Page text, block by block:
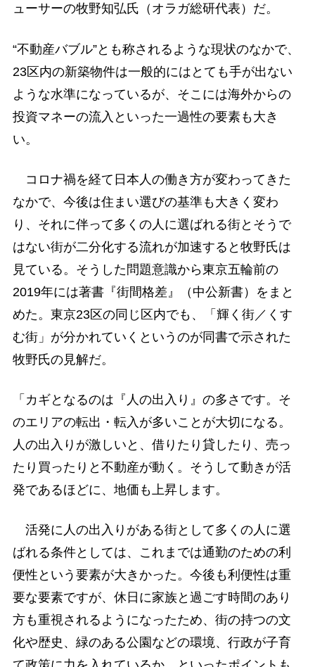
ューサーの牧野知弘氏（オラガ総研代表）だ。
“不動産バブル”とも称されるような現状のなかで、
23区内の新築物件は一般的にはとても手が出ない
ような水準になっているが、そこには海外からの
投資マネーの流入といった一過性の要素も大き
い。
コロナ禍を経て日本人の働き方が変わってきた
なかで、今後は住まい選びの基準も大きく変わ
り、それに伴って多くの人に選ばれる街とそうで
はない街が二分化する流れが加速すると牧野氏は
見ている。そうした問題意識から東京五輪前の
2019年には著書『街間格差』（中公新書）をまと
めた。東京23区の同じ区内でも、「輝く街／くす
む街」が分かれていくというのが同書で示された
牧野氏の見解だ。
「カギとなるのは『人の出入り』の多さです。そ
のエリアの転出・転入が多いことが大切になる。
人の出入りが激しいと、借りたり貸したり、売っ
たり買ったりと不動産が動く。そうして動きが活
発であるほどに、地価も上昇します。
活発に人の出入りがある街として多くの人に選
ばれる条件としては、これまでは通勤のための利
便性という要素が大きかった。今後も利便性は重
要な要素ですが、休日に家族と過ごす時間のあり
方も重視されるようになったため、街の持つの文
化や歴史、緑のある公園などの環境、行政が子育